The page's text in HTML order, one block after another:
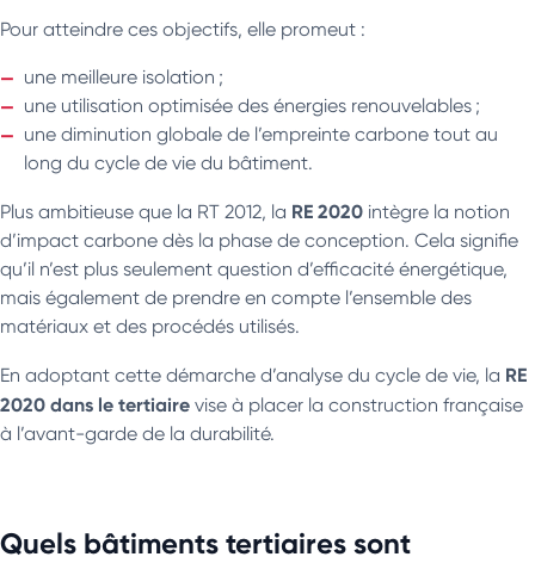
Pour atteindre ces objectifs, elle promeut :
une meilleure isolation ;
une utilisation optimisée des énergies renouvelables ;
une diminution globale de l’empreinte carbone tout au
long du cycle de vie du bâtiment.
Plus ambitieuse que la RT 2012, la RE 2020 intègre la notion
d’impact carbone dès la phase de conception. Cela signifie
qu’il n’est plus seulement question d’efficacité énergétique,
mais également de prendre en compte l’ensemble des
matériaux et des procédés utilisés.
En adoptant cette démarche d’analyse du cycle de vie, la RE
2020 dans le tertiaire vise à placer la construction française
à l’avant-garde de la durabilité.
Quels bâtiments tertiaires sont